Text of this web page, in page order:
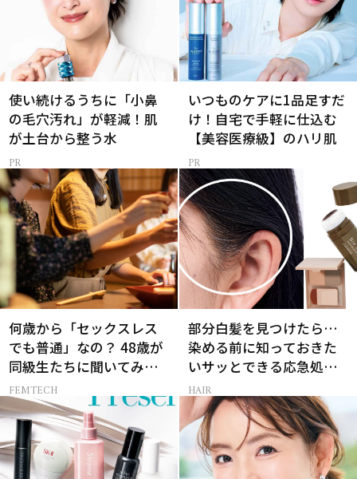
使い続けるうちに「小鼻
の毛穴汚れ」が軽減！肌
が土台から整う水
いつものケアに1品足すだ
け！自宅で手軽に仕込む
【美容医療級】のハリ肌
何歳から「セックスレス
でも普通」なの？ 48歳が
同級生たちに聞いてみた
ら…
FEMTECH
部分白髪を見つけたら…
染める前に知っておきた
いサッとできる応急処置
とは
HAIR